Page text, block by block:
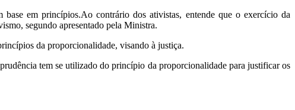
em princípios.Ao contrário dos ativistas, entende que o exercício da
segundo apresentado pela Ministra.
da proporcionalidade, visando à justiça.
tem se utilizado do princípio da proporcionalidade para justificar os